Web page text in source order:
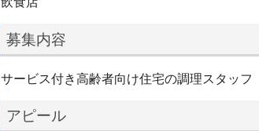
募集内容
サービス付き高齢者向け住宅の調理スタッフ
アピール